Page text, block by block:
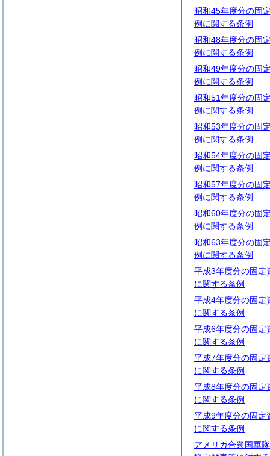
昭和45年度分の固
例に関する条例
昭和48年度分の固
例に関する条例
昭和49年度分の固
例に関する条例
昭和51年度分の固
例に関する条例
昭和53年度分の固
例に関する条例
昭和54年度分の固
例に関する条例
昭和57年度分の固
例に関する条例
昭和60年度分の固
例に関する条例
昭和63年度分の固
例に関する条例
平成3年度分の固定
に関する条例
平成4年度分の固定
に関する条例
平成6年度分の固定
に関する条例
平成7年度分の固定
に関する条例
平成8年度分の固定
に関する条例
平成9年度分の固定
に関する条例
アメリカ合衆国軍